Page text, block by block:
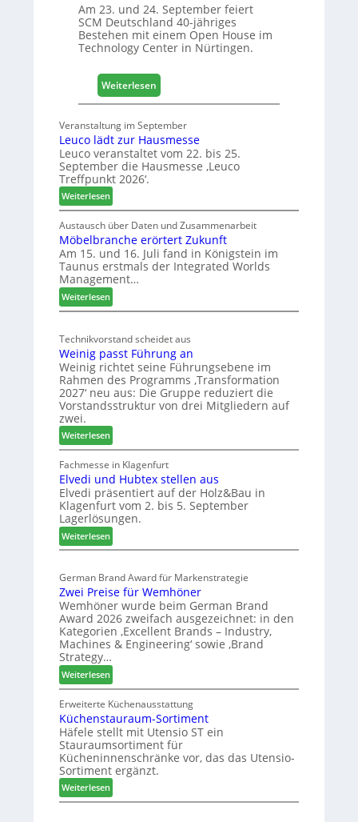
+
H
o
z
2
2
8
Am 23. und 24. September feiert
SCM Deutschland 40-jähriges
Bestehen mit einem Open House im
Technology Center in Nürtingen.
Weiterlesen
4
J
a
h
C
M
D
e
s
h
l
a
n
d
Veranstaltung im September
Leuco lädt zur Hausmesse
Leuco veranstaltet vom 22. bis 25.
September die Hausmesse ‚Leuco
Treffpunkt 2026‘.
Weiterlesen:
L
e
u
c
o
l
ä
d
z
u
r
H
a
u
s
m
e
s
s
e
Austausch über Daten und Zusammenarbeit
Möbelbranche erörtert Zukunft
Am 15. und 16. Juli fand in Königstein im
Taunus erstmals der Integrated Worlds
Management…
Weiterlesen:
M
b
e
l
b
a
n
c
h
e
e
r
ö
r
t
t
Z
u
k
u
f
t
Technikvorstand scheidet aus
Weinig passt Führung an
Weinig richtet seine Führungsebene im
Rahmen des Programms ‚Transformation
2027‘ neu aus: Die Gruppe reduziert die
Vorstandsstruktur von drei Mitgliedern auf
zwei.
Weiterlesen:
W
e
i
n
i
g
p
a
s
t
F
ü
h
r
u
n
g
a
n
Fachmesse in Klagenfurt
Elvedi und Hubtex stellen aus
Elvedi präsentiert auf der Holz&Bau in
Klagenfurt vom 2. bis 5. September
Lagerlösungen.
Weiterlesen:
E
v
e
d
i
u
n
d
H
u
b
t
e
x
s
t
e
German Brand Award für Markenstrategie
Zwei Preise für Wemhöner
Wemhöner wurde beim German Brand
Award 2026 zweifach ausgezeichnet: in den
Kategorien ‚Excellent Brands – Industry,
Machines & Engineering‘ sowie ‚Brand
Strategy…
Weiterlesen:
Z
w
e
i
P
r
e
i
s
Erweiterte Küchenausstattung
Küchenstauraum-Sortiment
Häfele stellt mit Utensio ST ein
Stauraumsortiment für
Kücheninnenschränke vor, das das Utensio-
Sortiment ergänzt.
Weiterlesen:
K